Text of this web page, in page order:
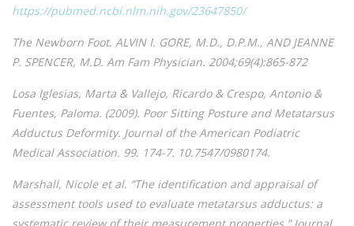
https://pubmed.ncbi.nlm.nih.gov/23647850/
The Newborn Foot. ALVIN I. GORE, M.D., D.P.M., AND JEANNE
P. SPENCER, M.D. Am Fam Physician. 2004;69(4):865-872
Losa Iglesias, Marta & Vallejo, Ricardo & Crespo, Antonio &
Fuentes, Paloma. (2009). Poor Sitting Posture and Metatarsus
Adductus Deformity. Journal of the American Podiatric
Medical Association. 99. 174-7. 10.7547/0980174.
Marshall, Nicole et al. “The identification and appraisal of
assessment tools used to evaluate metatarsus adductus: a